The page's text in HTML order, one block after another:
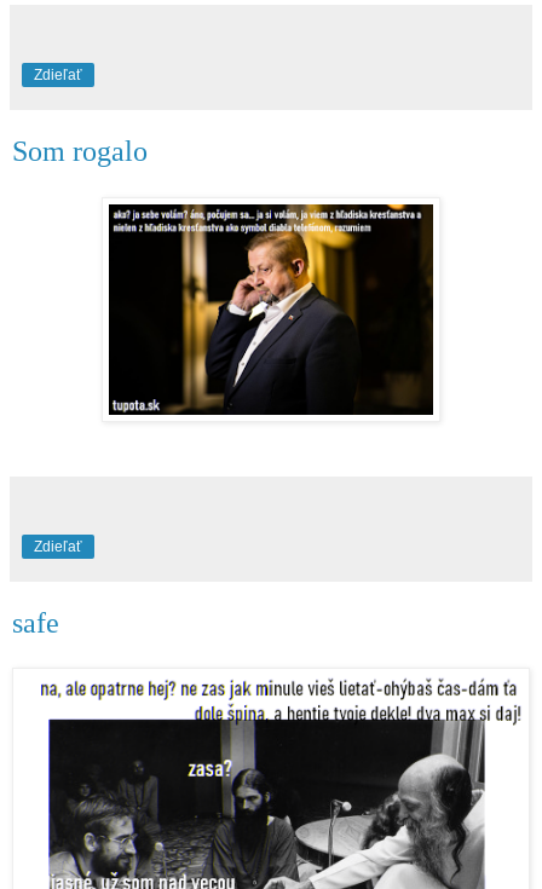
Zdieľať
Som rogalo
Zdieľať
safe